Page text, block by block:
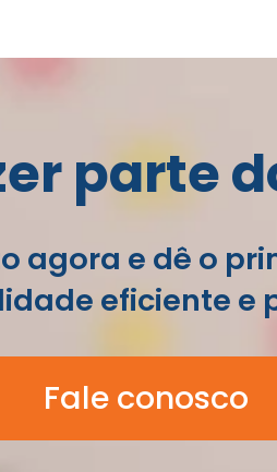
parte
agora e dê o
eficiente e
Fale conosco